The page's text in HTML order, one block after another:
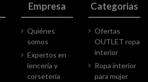
Empresa
Quiénes
somos
Expertos en
lencería y
corsetería
Categorias
Ofertas
OUTLET ropa
interior
Ropa interior
para mujer